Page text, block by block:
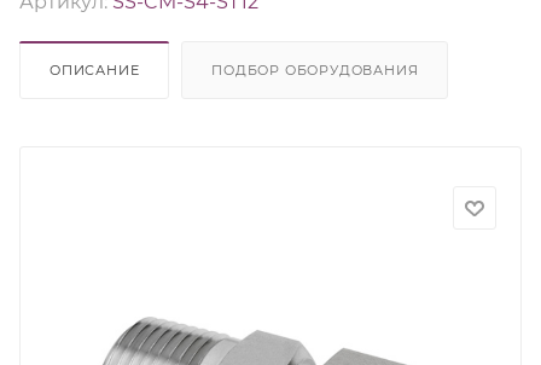
ОПИСАНИЕ ПОДБОР ОБОРУДОВАНИЯ